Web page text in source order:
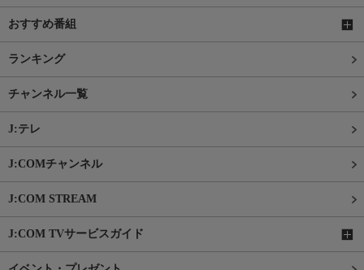
おすすめ番組
ランキング
チャンネル一覧
J:テレ
J:COMチャンネル
J:COM STREAM
J:COM TVサービスガイド